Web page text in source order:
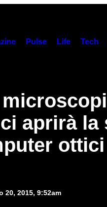
Pulse Life Tech
aprirà la
ottici
20, 2015, 9:52am